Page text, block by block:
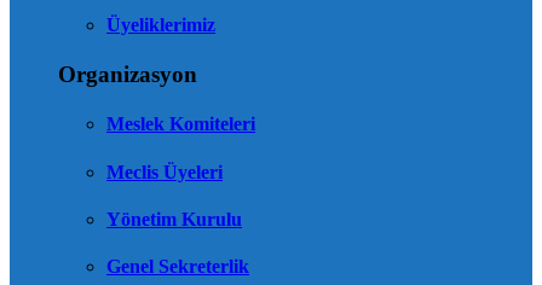
Üyeliklerimiz
Organizasyon
Meslek Komiteleri
Meclis Üyeleri
Yönetim Kurulu
Genel Sekreterlik